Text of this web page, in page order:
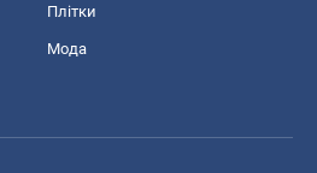
Плітки
Мода